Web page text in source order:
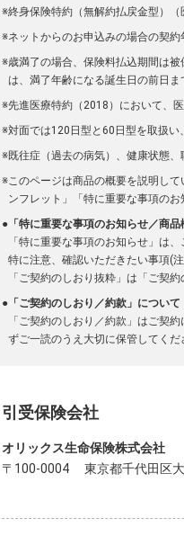
※終身保険特約（無解約払戻金型）
※ネットからのお申込みの場合の契約
※歳満了の場合、保険料払込期間は
は、満了年齢になる誕生日の前日ま
※先進医療特約（2018）において、
※対面では120日型と60日型を取扱い
※既往症（過去の病気）、健康状態
※このページは商品の概要を説明し
ンフレット」「特に重要な事項の
● 「特に重要な事項のお知らせ／商
「特に重要な事項のお知らせ」は
特に注意、確認いただきたい事項(
「ご契約のしおり抜粋」は「ご契
● 「ご契約のしおり／約款」について
「ご契約のしおり／約款」はご契
ずご一読のうえ大切に保管してく
引受保険会社
オリックス生命保険株式会社
〒100-0004 東京都千代田区大